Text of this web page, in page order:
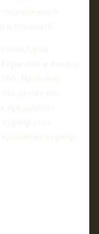
и Носковой.
Open
Германии и входил
Призовой
делает его
преддверии
стал
турниру